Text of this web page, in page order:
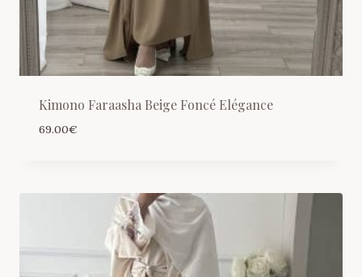
Kimono Faraasha Beige Foncé Elégance
69.00€